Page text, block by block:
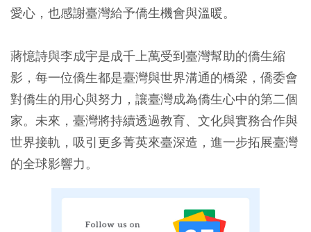
愛心，也感謝臺灣給予僑生機會與溫暖。
蔣憶詩與李成宇是成千上萬受到臺灣幫助的僑生縮
影，每一位僑生都是臺灣與世界溝通的橋梁，僑委會
對僑生的用心與努力，讓臺灣成為僑生心中的第二個
家。未來，臺灣將持續透過教育、文化與實務合作與
世界接軌，吸引更多菁英來臺深造，進一步拓展臺灣
的全球影響力。